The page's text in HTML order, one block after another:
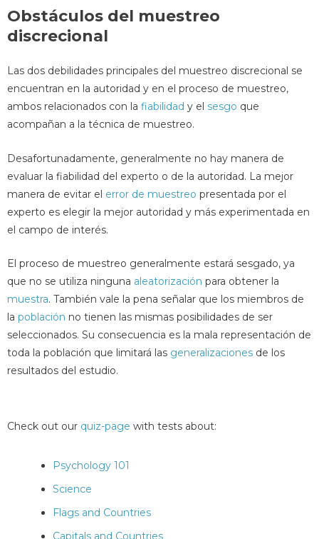
Obstáculos del muestreo
discrecional
Las dos debilidades principales del muestreo discrecional se
encuentran en la autoridad y en el proceso de muestreo,
ambos relacionados con la fiabilidad y el sesgo que
acompañan a la técnica de muestreo.
Desafortunadamente, generalmente no hay manera de
evaluar la fiabilidad del experto o de la autoridad. La mejor
manera de evitar el error de muestreo presentada por el
experto es elegir la mejor autoridad y más experimentada en
el campo de interés.
El proceso de muestreo generalmente estará sesgado, ya
que no se utiliza ninguna aleatorización para obtener la
muestra. También vale la pena señalar que los miembros de
la población no tienen las mismas posibilidades de ser
seleccionados. Su consecuencia es la mala representación de
toda la población que limitará las generalizaciones de los
resultados del estudio.
Check out our quiz-page with tests about:
Psychology 101
Science
Flags and Countries
Capitals and Countries